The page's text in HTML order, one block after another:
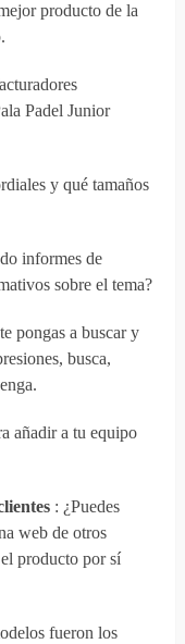
producto de la
Padel Junior
y qué tamaños
informes de
sobre el tema?
pongas a buscar y
busca,
añadir a tu equipo
: ¿Puedes
web de otros
producto por sí
fueron los